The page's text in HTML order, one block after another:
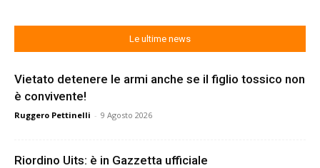
Le ultime news
Vietato detenere le armi anche se il figlio tossico non
è convivente!
Ruggero Pettinelli - 9 Agosto 2026
Riordino Uits: è in Gazzetta ufficiale